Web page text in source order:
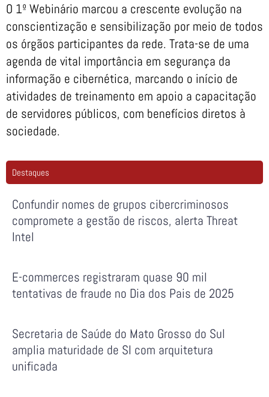
O 1º Webinário marcou a crescente evolução na
conscientização e sensibilização por meio de todos
os órgãos participantes da rede. Trata-se de uma
agenda de vital importância em segurança da
informação e cibernética, marcando o início de
atividades de treinamento em apoio a capacitação
de servidores públicos, com benefícios diretos à
sociedade.
Destaques
Confundir nomes de grupos cibercriminosos
compromete a gestão de riscos, alerta Threat
Intel
E-commerces registraram quase 90 mil
tentativas de fraude no Dia dos Pais de 2025
Secretaria de Saúde do Mato Grosso do Sul
amplia maturidade de SI com arquitetura
unificada